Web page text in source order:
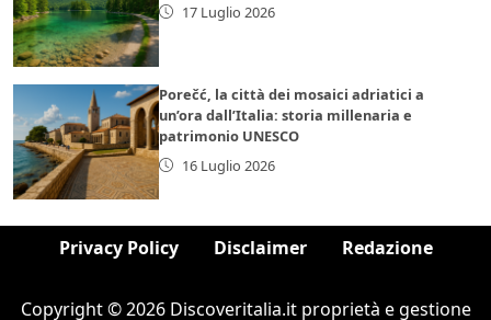
17 Luglio 2026
Porečć, la città dei mosaici adriatici a
un’ora dall’Italia: storia millenaria e
patrimonio UNESCO
16 Luglio 2026
Privacy Policy Disclaimer Redazione
Copyright © 2026 Discoveritalia.it proprietà e gestione